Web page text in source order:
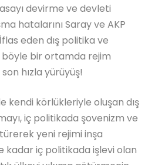
devirme ve devleti
hatalarını Saray ve AKP
eden dış politika ve
böyle bir ortamda rejim
hızla yürüyüş!
kendi körlükleriyle oluşan dış
iç politikada şovenizm ve
yeni rejimi inşa
kadar iç politikada işlevi olan